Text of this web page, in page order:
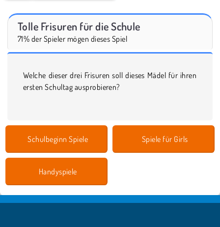
Tolle Frisuren für die Schule
71% der Spieler mögen dieses Spiel
Welche dieser drei Frisuren soll dieses Mädel für ihren
ersten Schultag ausprobieren?
Schulbeginn Spiele Spiele für Girls
Handyspiele